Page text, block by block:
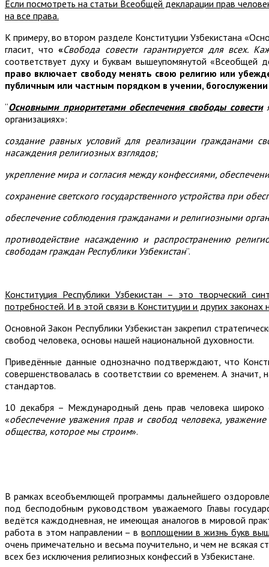
Если посмотреть на статьи Всеобщей декларации прав
на все права.
К примеру, во втором разделе Конституции Узбекистана
гласит, что«Свобода совести гарантируется для всех.
соответствует духу и буквам вышеупомянутой «Всеобщей
право включает свободу менять свою религию или
публичным или частным порядком в учении,
“Основными приоритетами обеспечения свободы совести
организациях»:
создание равных условий для реализации гражданами
насаждения религиозных взглядов;
укрепление мира и согласия между конфессиями,
сохранение светского государственного устройства при
обеспечение соблюдения гражданами и религиозными
противодействие насаждению и распространению
свободам граждан Республики Узбекистан”.
Конституция Республики Узбекистан – это творческий
потребностей. И в этой связи в Конституции и других
Основной Закон Республики Узбекистан закрепил
свобод человека, основы нашей национальной духовности.
Приведённые данные однозначно подтверждают, что
совершенствовалась в соответствии со временем. А
стандартов.
10 декабря – Международный день прав человека
«обеспечение уважения прав и свобод человека,
общества, которое мы строим».
В рамках всеобъемлющей программы дальнейшего
под бесподобным руководством уважаемого Главы
ведётся каждодневная, не имеющая аналогов в мировой
работа в этом направлении – ввоплощении в жизнь букв
очень примечательно и весьма поучительно, и чем не всякая
всех без исключения религиозных конфессий в Узбекистане.